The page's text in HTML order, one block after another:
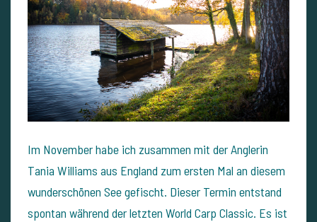
Im November habe ich zusammen mit der Anglerin
Tania Williams aus England zum ersten Mal an diesem
wunderschönen See gefischt. Dieser Termin entstand
spontan während der letzten World Carp Classic. Es ist